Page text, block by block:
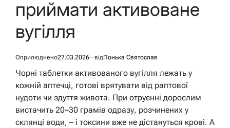
приймати активоване
вугілля
Оприлюднено27.03.2026 відПонька Святослав
Чорні таблетки активованого вугілля лежать у
кожній аптечці, готові врятувати від раптової
нудоти чи здуття живота. При отруєнні дорослим
вистачить 20–30 грамів одразу, розчинених у
склянці води, – і токсини вже не дістануться крові. А